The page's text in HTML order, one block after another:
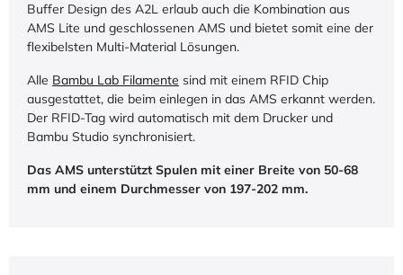
Buffer Design des A2L erlaub auch die Kombination aus
AMS Lite und geschlossenen AMS und bietet somit eine der
flexibelsten Multi-Material Lösungen.
Alle Bambu Lab Filamente sind mit einem RFID Chip
ausgestattet, die beim einlegen in das AMS erkannt werden.
Der RFID-Tag wird automatisch mit dem Drucker und
Bambu Studio synchronisiert.
Das AMS unterstützt Spulen mit einer Breite von 50-68
mm und einem Durchmesser von 197-202 mm.